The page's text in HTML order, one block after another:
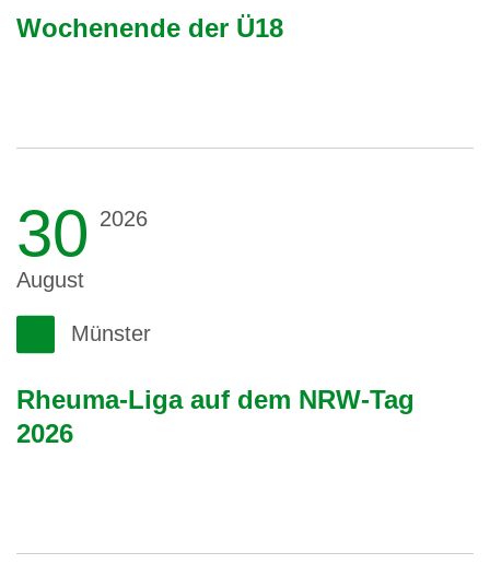
Wochenende der Ü18
30 2026
August
Münster
Rheuma-Liga auf dem NRW-Tag
2026